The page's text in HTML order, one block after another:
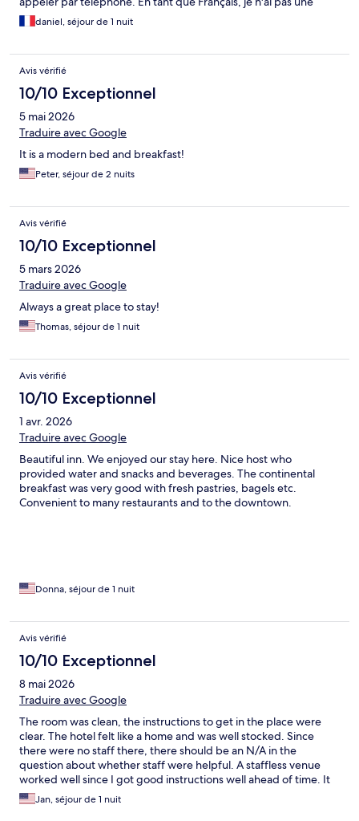
carte sims qui permet d'appeler, juste pour les données
numérique. Donc comme j'avais un problème de code, j'ai dû
Sinon, vous disposez une belle chambre et de tout un
appartement très joliment décoré. Du confort et de la place, à
condition de bien s'entendre avec les autres occupants. Il m'a
semblé qu'il y avait 5 chambres.
daniel, séjour de 1 nuit
Avis vérifié
10/10 Exceptionnel
5 mai 2026
Traduire avec Google
It is a modern bed and breakfast!
Peter, séjour de 2 nuits
Avis vérifié
10/10 Exceptionnel
5 mars 2026
Traduire avec Google
Always a great place to stay!
Thomas, séjour de 1 nuit
Avis vérifié
10/10 Exceptionnel
1 avr. 2026
Traduire avec Google
Beautiful inn. We enjoyed our stay here. Nice host who
provided water and snacks and beverages. The continental
breakfast was very good with fresh pastries, bagels etc.
Convenient to many restaurants and to the downtown.
Donna, séjour de 1 nuit
Avis vérifié
10/10 Exceptionnel
8 mai 2026
Traduire avec Google
The room was clean, the instructions to get in the place were
clear. The hotel felt like a home and was well stocked. Since
there were no staff there, there should be an N/A in the
question about whether staff were helpful. A staffless venue
worked well since I got good instructions well ahead of time. It
really is a beautiful place and a very enjoyable stay.
Jan, séjour de 1 nuit